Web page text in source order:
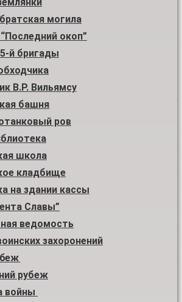
могила
окоп”
й бригады
В.Р. Вильямсу
башня
ров
школа
кладбище
на здании кассы
Славы”
ведомость
захоронений
рубеж
войны